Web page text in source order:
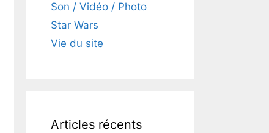
Son / Vidéo / Photo
Star Wars
Vie du site
Articles récents